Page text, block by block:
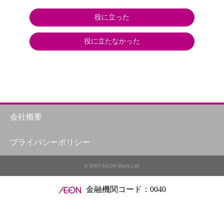
役に立った
役に立たなかった
会社概要
プライバシーポリシー
© 2007 AEON Bank,Ltd.
金融機関コード：0040